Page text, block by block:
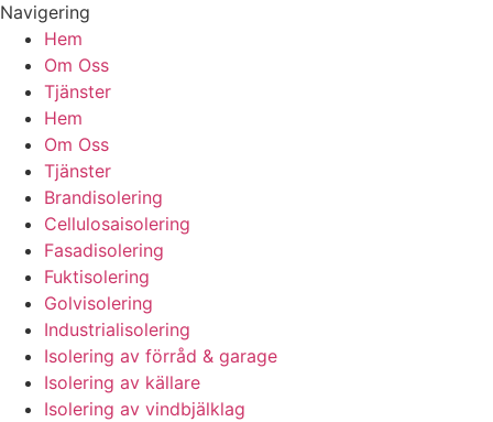
Navigering
Hem
Om Oss
Tjänster
Hem
Om Oss
Tjänster
Brandisolering
Cellulosaisolering
Fasadisolering
Fuktisolering
Golvisolering
Industrialisolering
Isolering av förråd & garage
Isolering av källare
Isolering av vindbjälklag